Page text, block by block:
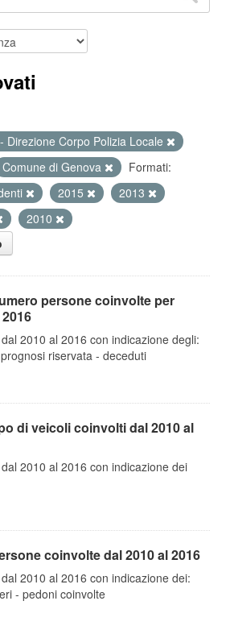
Direzione Corpo Polizia Locale
Comune di Genova
Formati:
2015
2013
2010
persone coinvolte per
2010 al 2016 con indicazione degli:
riservata - deceduti
di veicoli coinvolti dal 2010 al
2010 al 2016 con indicazione dei
coinvolte dal 2010 al 2016
2010 al 2016 con indicazione dei:
- pedoni coinvolte